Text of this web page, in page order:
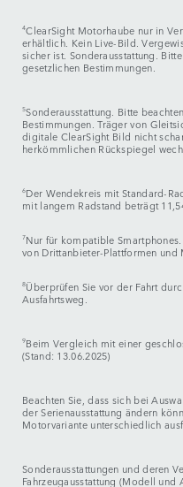
4ClearSight Motorhaube nur in
erhältlich. Kein Live-Bild.
sicher ist. Sonderausstattung.
gesetzlichen Bestimmungen.
5Sonderausstattung. Bitte
Bestimmungen. Träger von
digitale ClearSight Bild nicht
herkömmlichen Rückspiegel
6Der Wendekreis mit Standard-
mit langem Radstand beträgt
7Nur für kompatible
von Drittanbieter-Plattformen und
8Überprüfen Sie vor der Fahrt
Ausfahrtsweg.
9Beim Vergleich mit einer
(Stand: 13.06.2025)
Beachten Sie, dass sich bei
der Serienausstattung ändern
Motorvariante unterschiedlich
Sonderausstattungen und deren
Fahrzeugausstattung (Modell